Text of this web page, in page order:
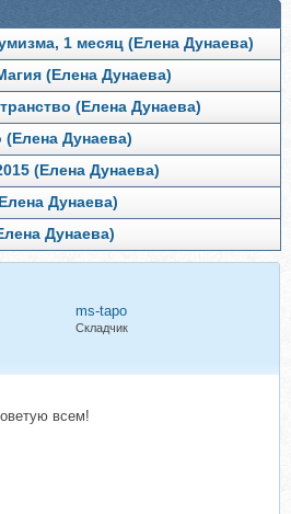
1 месяц (Елена Дунаева)
(Елена Дунаева)
(Елена Дунаева)
(Елена Дунаева)
(Елена Дунаева)
Дунаева)
Дунаева)
ms-tapo
Складчик
всем!